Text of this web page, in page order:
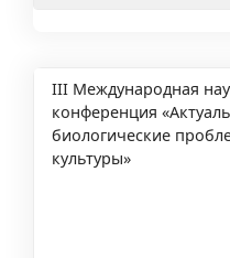
III Международная
конференция
биологические
культуры»